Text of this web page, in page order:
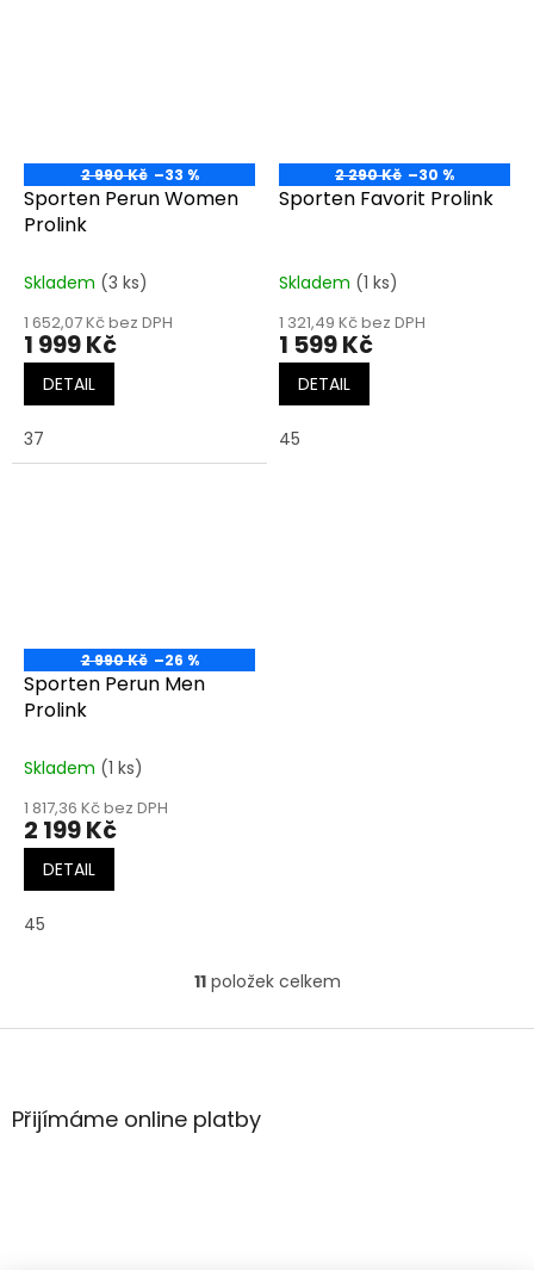
2 990 Kč –33 %
Sporten Perun Women
Prolink
Skladem (3 ks)
1 652,07 Kč bez DPH
1 999 Kč
DETAIL
37
2 290 Kč –30 %
Sporten Favorit Prolink
Skladem (1 ks)
1 321,49 Kč bez DPH
1 599 Kč
DETAIL
45
2 990 Kč –26 %
Sporten Perun Men
Prolink
Skladem (1 ks)
1 817,36 Kč bez DPH
2 199 Kč
DETAIL
45
O
l
11položek celkem
Z
aPřijímáme online platby